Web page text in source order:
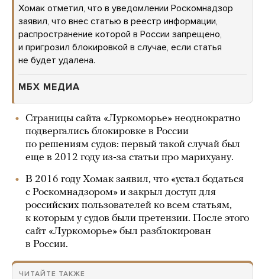
Хомак отметил, что в уведомлении Роскомнадзор
заявил, что внес статью в реестр информации,
распространение которой в России запрещено,
и пригрозил блокировкой в случае, если статья
не будет удалена.
МБХ МЕДИА
Страницы сайта «Луркоморье» неоднократно
подвергались блокировке в России
по решениям судов: первый такой случай был
еще в 2012 году из-за статьи про марихуану.
В 2016 году Хомак заявил, что «устал бодаться
с Роскомнадзором» и закрыл доступ для
российских пользователей ко всем статьям,
к которым у судов были претензии. После этого
сайт «Луркоморье» был разблокирован
в России.
ЧИТАЙТЕ ТАКЖЕ